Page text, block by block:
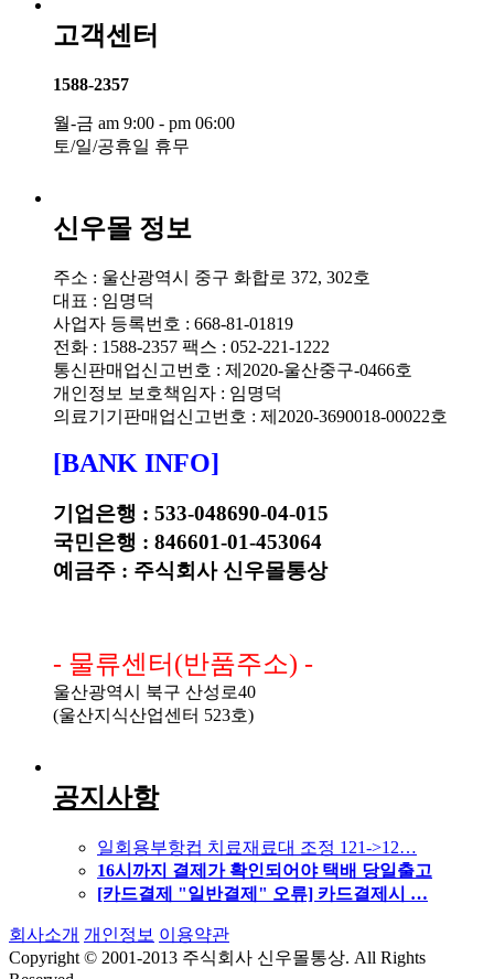
고객센터
1588-2357
월-금 am 9:00 - pm 06:00
토/일/공휴일 휴무
신우몰 정보
주소 : 울산광역시 중구 화합로 372, 302호
대표 : 임명덕
사업자 등록번호 : 668-81-01819
전화 : 1588-2357 팩스 : 052-221-1222
통신판매업신고번호 : 제2020-울산중구-0466호
개인정보 보호책임자 : 임명덕
의료기기판매업신고번호 : 제2020-3690018-00022호
[BANK INFO]
기업은행 : 533-048690-04-015
국민은행 : 846601-01-453064
예금주 : 주식회사 신우몰통상
- 물류센터(반품주소) -
울산광역시 북구 산성로40
(울산지식산업센터 523호)
공지사항
일회용부항컵 치료재료대 조정 121->12…
16시까지 결제가 확인되어야 택배 당일출고
[카드결제 "일반결제" 오류] 카드결제시 …
회사소개 개인정보 이용약관
Copyright © 2001-2013 주식회사 신우몰통상. All Rights